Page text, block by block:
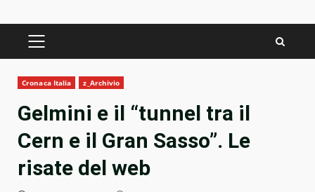
PRIMARY
Cronaca Italia z_Archivio
Gelmini e il “tunnel tra il
Cern e il Gran Sasso”. Le
risate del web